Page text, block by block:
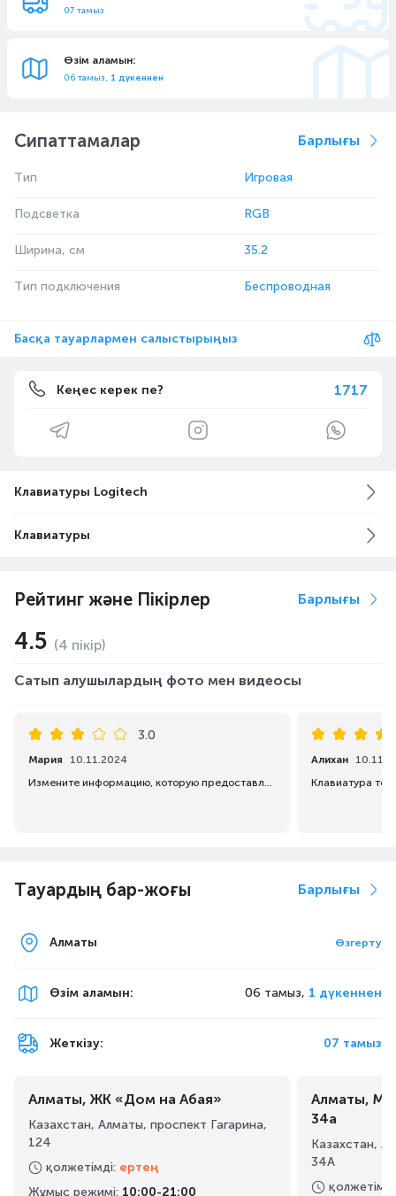
07 тамыз
Өзім аламын:
06 тамыз, 1 дүкеннен
Сипаттамалар Барлығы
Тип Игровая
Подсветка RGB
Ширина, см 35.2
Тип подключения Беспроводная
Басқа тауарлармен салыстырыңыз
Кеңес керек пе? 1717
Клавиатуры Logitech
Клавиатуры
Рейтинг және Пікірлер Барлығы
4.5 (4 пікір)
Сатып алушылардың фото мен видеосы
3.0
Мария
10.11.2024
Измените информацию, которую предоставляете покупателям, потому что неприятно узнавать о таких вещах уже при получении заказа
Алихан
Тауардың бар-жоғы Барлығы
Алматы Өзгерту
Өзім аламын: 06 тамыз, 1 дүкеннен
Жеткізу: 07 тамыз
Алматы, ЖК «Дом на Абая»
Казахстан, Алматы, проспект Гагарина,
124
қолжетімді: ертең
Жұмыс режимі: 10:00-21:00
Алматы,
34а
Казахстан,
34А
қолжетімді